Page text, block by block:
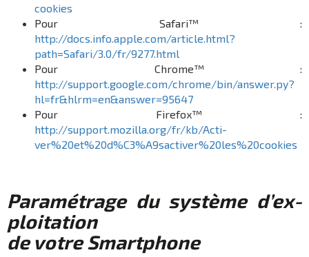
cookies
Pour Safa­ri™ :
http://docs.info.apple.com/article.html?
path=Safari/3.0/fr/9277.html
Pour Chro­me™ :
http://support.google.com/chrome/bin/answer.py?
hl=fr&hlrm=en&answer=95647
Pour Fire­fox™ :
http://support.mozilla.org/fr/kb/Acti­
ver%20et%20d%C3%A9sac­ti­ver%20les%20coo­kies
Para­mé­trage du système d’ex­
ploi­ta­tion
de votre Smart­phone